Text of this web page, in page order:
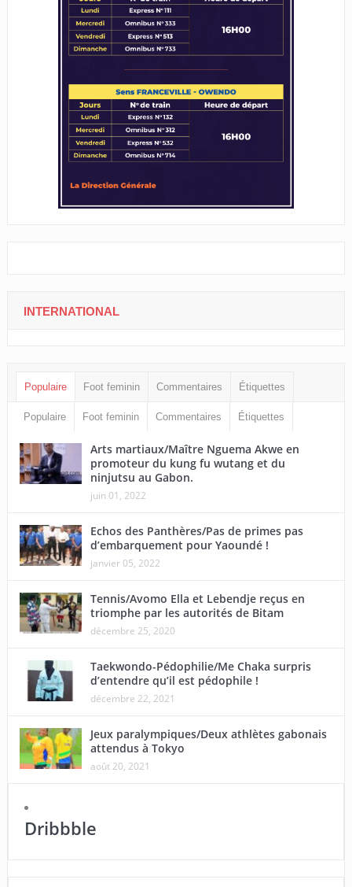
INTERNATIONAL
Populaire Foot feminin Commentaires Étiquettes
Populaire Foot feminin Commentaires Étiquettes
Arts martiaux/Maître Nguema Akwe en
promoteur du kung fu wutang et du
ninjutsu au Gabon.
juin 01, 2022
Echos des Panthères/Pas de primes pas
d’embarquement pour Yaoundé !
janvier 05, 2022
Tennis/Avomo Ella et Lebendje reçus en
triomphe par les autorités de Bitam
décembre 25, 2020
Taekwondo-Pédophilie/Me Chaka surpris
d’entendre qu’il est pédophile !
décembre 22, 2021
Jeux paralympiques/Deux athlètes gabonais
attendus à Tokyo
août 20, 2021
Dribbble